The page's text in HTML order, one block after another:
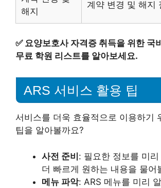
해지
계약 변경 및 해지
✅ 요양보호사 자격증 취득을 위한 국
무료 학원 리스트를 알아보세요.
ARS 서비스 활용 팁
서비스를 더욱 효율적으로 이용하기
팁을 알아볼까요?
사전 준비: 필요한 정보를 미
더 빠르게 원하는 내용을 물어
메뉴 파악: ARS 메뉴를 미리